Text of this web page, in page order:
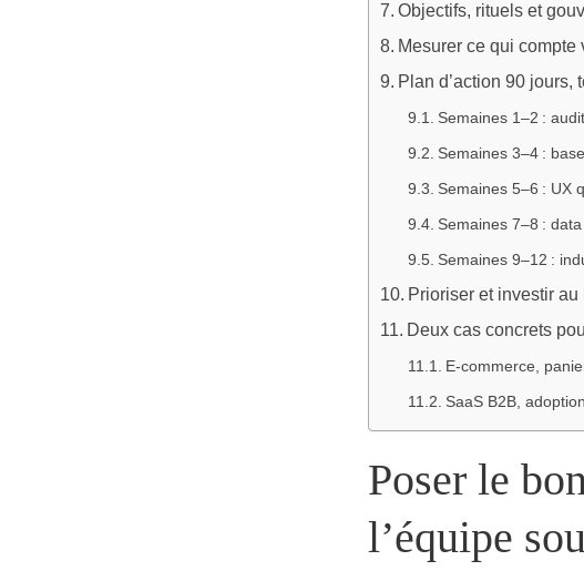
Objectifs, rituels et
Mesurer ce qui compte
Plan d’action 90 jours,
Semaines 1–2 :
Semaines 3–4 :
Semaines 5–6 : UX
Semaines 7–8 :
Semaines 9–12 :
Prioriser et investir
Deux cas concrets
E-commerce,
SaaS B2B,
Poser le
l’équipe